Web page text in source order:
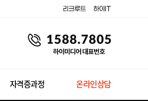
자격증과정 온라인상담